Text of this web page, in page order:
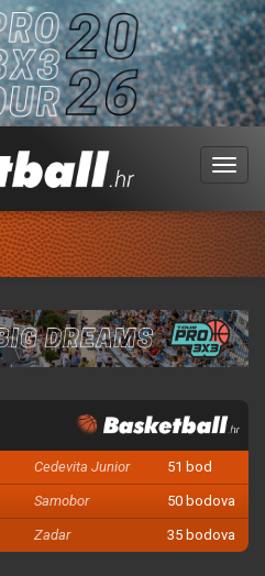
Menu
Cedevita Junior 51 bod
Samobor 50 bodova
Zadar 35 bodova